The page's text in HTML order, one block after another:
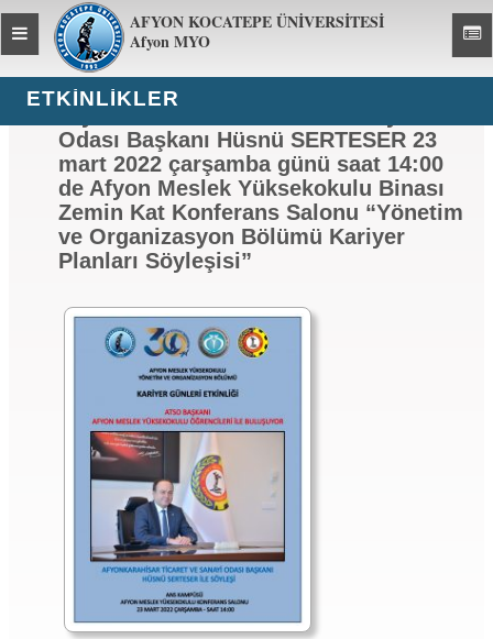
AFYON KOCATEPE ÜNİVERSİTESİ
Afyon MYO
Toggle
global
navigation
ETKİNLİKLER
Odası Başkanı Hüsnü SERTESER 23
mart 2022 çarşamba günü saat 14:00
de Afyon Meslek Yüksekokulu Binası
Zemin Kat Konferans Salonu “Yönetim
ve Organizasyon Bölümü Kariyer
Planları Söyleşisi”